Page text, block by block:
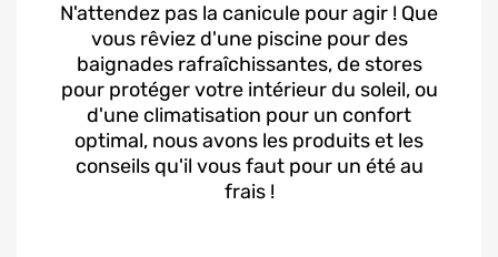
N'attendez pas la canicule pour agir ! Que
vous rêviez d'une piscine pour des
baignades rafraîchissantes, de stores
pour protéger votre intérieur du soleil, ou
d'une climatisation pour un confort
optimal, nous avons les produits et les
conseils qu'il vous faut pour un été au
frais !